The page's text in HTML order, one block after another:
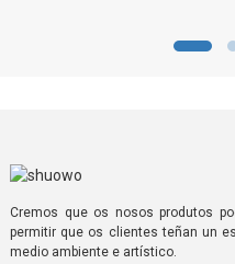
Cremos que os nosos produtos
permitir que os clientes teñan un
medio ambiente e artístico.